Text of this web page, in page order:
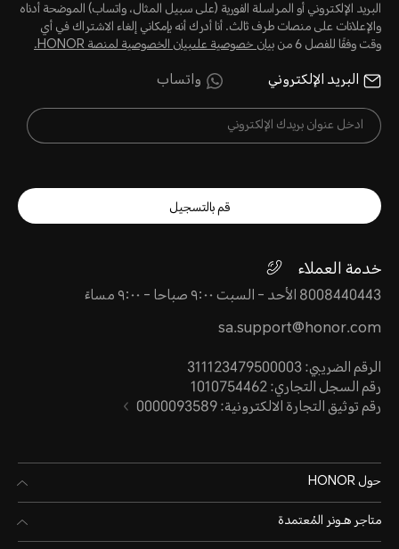
البريد الإلكتروني أو المراسلة الفورية (على سبيل المثال، واتساب) الموضحة أدناه
والإعلانات على منصات طرف ثالث. أنا أدرك أنه بإمكاني إلغاء الاشتراك في أي
وقت وفقًا للفصل 6 من
بيان خصوصية علىبيان الخصوصية لمنصة HONOR‬.
البريد الإلكتروني واتساب
قم بالتسجيل
خدمة العملاء
8008440443 الأحد - السبت ٩:٠٠ صباحا - ٩:٠٠ مساءً
sa.support@honor.com
الرقم الضريبي: 311123479500003
رقم السجل التجاري: 1010754462
رقم توثيق التجارة الالكترونية: 0000093589
حول HONOR
متاجر هـونر المُعتمدة